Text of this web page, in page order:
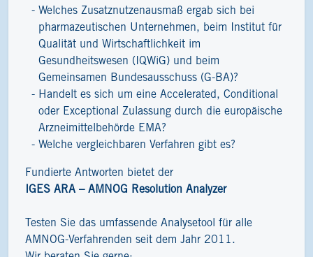
Welches Zusatznutzenausmaß ergab sich bei
pharmazeutischen Unternehmen, beim Institut für
Qualität und Wirtschaftlichkeit im
Gesundheitswesen (IQWiG) und beim
Gemeinsamen Bundesausschuss (G-BA)?
Handelt es sich um eine Accelerated, Conditional
oder Exceptional Zulassung durch die europäische
Arzneimittelbehörde EMA?
Welche vergleichbaren Verfahren gibt es?
Fundierte Antworten bietet der
IGES ARA – AMNOG Resolution Analyzer
Testen Sie das umfassende Analysetool für alle
AMNOG-Verfahrenden seit dem Jahr 2011.